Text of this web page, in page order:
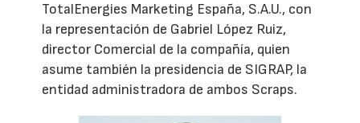
TotalEnergies Marketing España, S.A.U., con
la representación de Gabriel López Ruiz,
director Comercial de la compañía, quien
asume también la presidencia de SIGRAP, la
entidad administradora de ambos Scraps.